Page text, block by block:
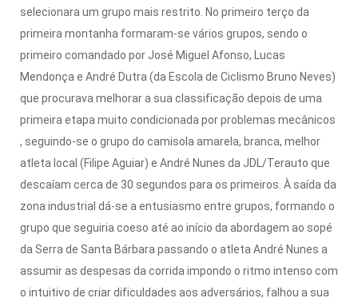
selecionara um grupo mais restrito. No primeiro terço da
primeira montanha formaram-se vários grupos, sendo o
primeiro comandado por José Miguel Afonso, Lucas
Mendonça e André Dutra (da Escola de Ciclismo Bruno Neves)
que procurava melhorar a sua classificação depois de uma
primeira etapa muito condicionada por problemas mecânicos
, seguindo-se o grupo do camisola amarela, branca, melhor
atleta local (Filipe Aguiar) e André Nunes da JDL/Terauto que
descaíam cerca de 30 segundos para os primeiros. À saída da
zona industrial dá-se a entusiasmo entre grupos, formando o
grupo que seguiria coeso até ao início da abordagem ao sopé
da Serra de Santa Bárbara passando o atleta André Nunes a
assumir as despesas da corrida impondo o ritmo intenso com
o intuitivo de criar dificuldades aos adversários, falhou a sua